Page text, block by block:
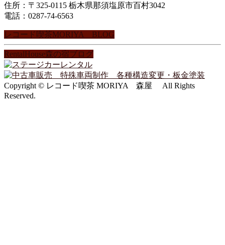
住所：〒325-0115 栃木県那須塩原市百村3042
電話：0287-74-6563
レコード喫茶MORIYA BLOG
RentalHouse森の宿ブログ
Copyright © レコード喫茶 MORIYA 森屋 All Rights
Reserved.